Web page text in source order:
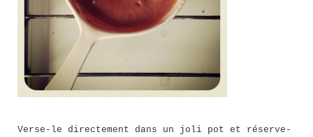
Verse-le directement dans un joli pot et réserve-